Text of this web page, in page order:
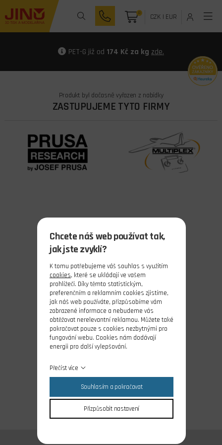
0 CZK| EUR
PET-G již od 174 Kč za kg zde.
Produkt byl dočasně vyřazen z nabídky
ZASTUPUJEME TYTO FIRMY
Chcete náš web používat tak,
jak jste zvyklí?
K tomu potřebujeme váš souhlas s využitím
cookies, které se ukládají ve vašem
prohlížeči. Díky těmto statistickým,
preferenčním a reklamním cookies zjistíme,
jak náš web používáte, přizpůsobíme vám
zobrazené informace a nebudeme vás
obtěžovat nerelevantní reklamou. Můžete také
pokračovat pouze s cookies nezbytnými pro
fungování webu. Cookies nám dodávají
energii pro další vylepšování.
Přečíst více
Souhlasím a pokračovat
Přizpůsobit nastavení